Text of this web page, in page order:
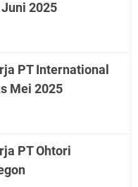
2025
PT International
Mei 2025
PT Ohtori